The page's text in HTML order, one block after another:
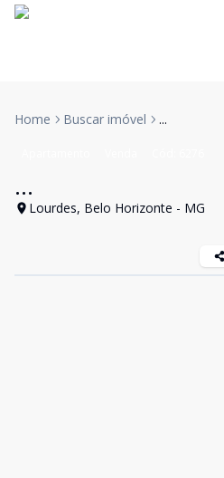
Home Buscar imóvel ...
...
Lourdes, Belo Horizonte - MG